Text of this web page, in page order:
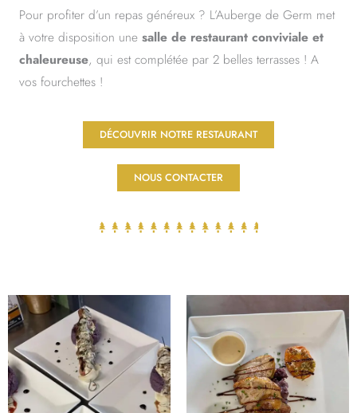
Pour profiter d’un repas généreux ? L’Auberge de Germ met
à votre disposition une salle de restaurant conviviale et
chaleureuse, qui est complétée par 2 belles terrasses ! A
vos fourchettes !
DÉCOUVRIR NOTRE RESTAURANT
NOUS CONTACTER